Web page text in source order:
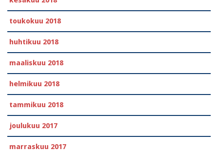
toukokuu 2018
huhtikuu 2018
maaliskuu 2018
helmikuu 2018
tammikuu 2018
joulukuu 2017
marraskuu 2017